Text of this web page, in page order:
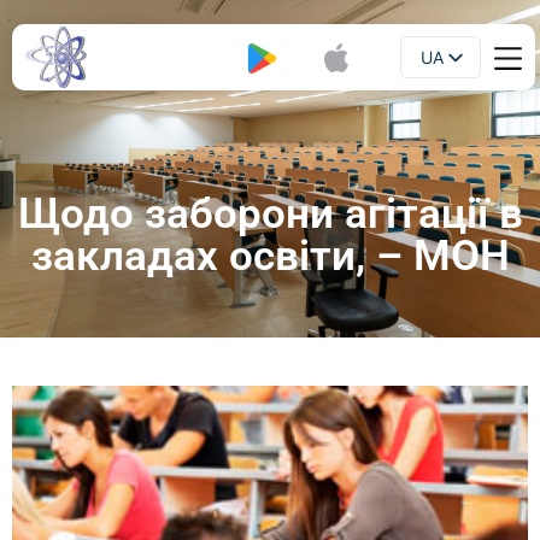
UA
EN
Щодо заборони агітації в
закладах освіти, – МОН